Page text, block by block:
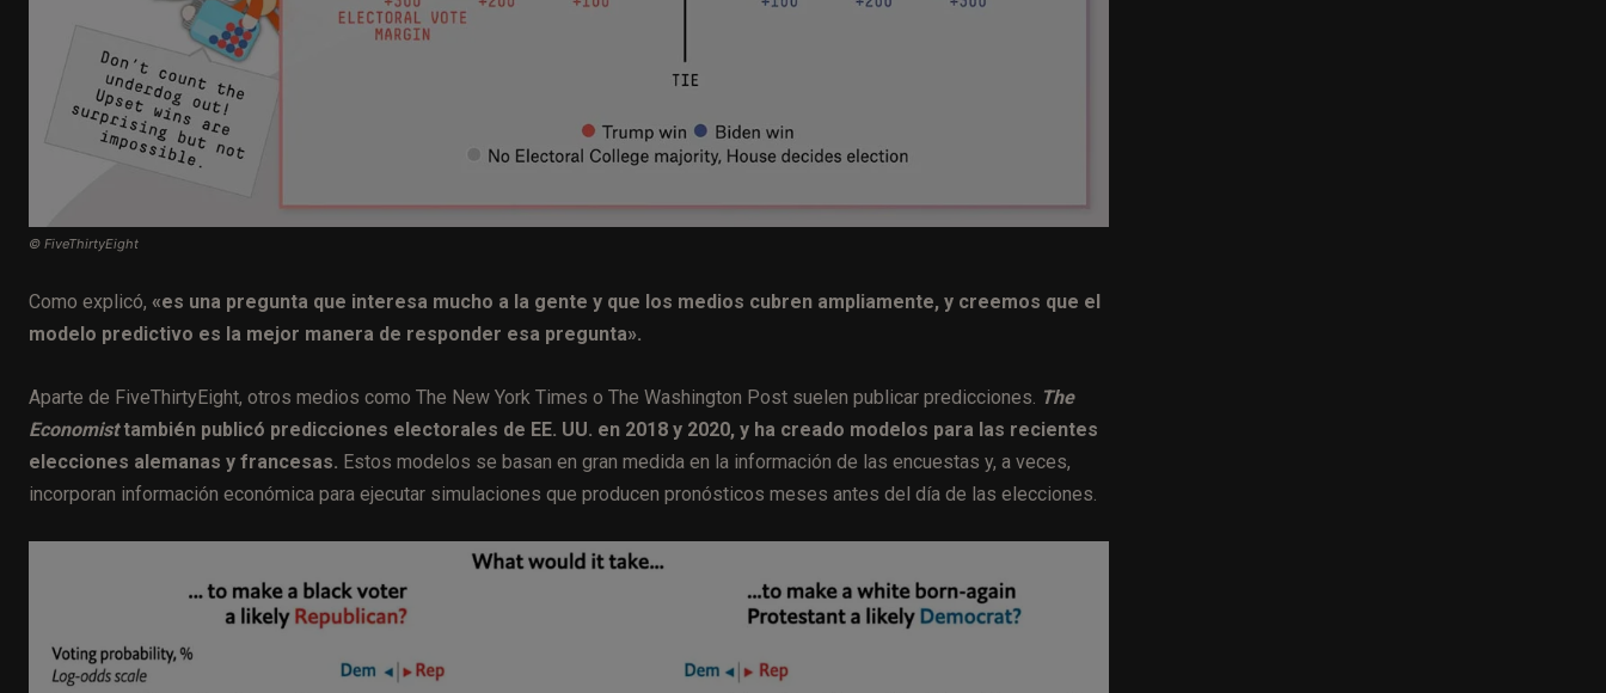
© FiveThirtyEight
Como explicó, «es una pregunta que interesa mucho a la gente y que los medios cubren ampliamente, y creemos que el
modelo predictivo es la mejor manera de responder esa pregunta».
Aparte de FiveThirtyEight, otros medios como The New York Times o The Washington Post suelen publicar predicciones. The
Economisttambién publicó predicciones electorales de EE. UU. en 2018 y 2020, y ha creado modelos para las recientes
elecciones alemanas y francesas. Estos modelos se basan en gran medida en la información de las encuestas y, a veces,
incorporan información económica para ejecutar simulaciones que producen pronósticos meses antes del día de las elecciones.